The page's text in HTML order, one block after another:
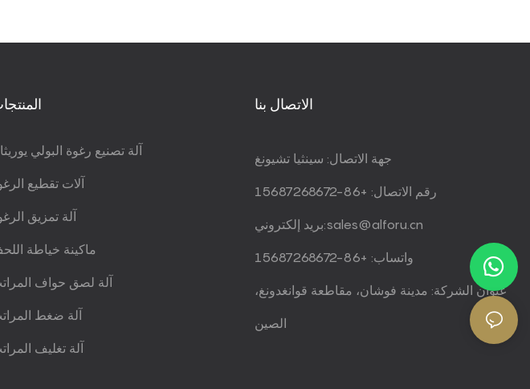
آلة تصنيع رغوة البولي
آلات تقطيع
آلة تمزيق
ماكينة خياطة
آلة لصق حواف
آلة ضغط
آلة تغليف
الاتصال بنا
جهة الاتصال: سينثيا تشيونغ
رقم الاتصال: +86-15687268672
بريد إلكتروني:sales@alforu.cn
واتساب: +86-15687268672
عنوان الشركة: مدينة فوشان، مقاطعة قوانغدونغ،
الصين